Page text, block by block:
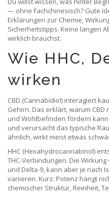
— ohne Fachchinesisch? Gute
Erklärungen zur Chemie,
Sicherheitstipps. Keine langen
wirklich brauchst.
Wie HHC,
wirken
CBD (Cannabidiol) interagiert
Gehirn. Das erklärt, warum
und Wohlbefinden fördern
und verursacht das typische
ähnlich, wirkt meist etwas
HHC (Hexahydrocannabinol)
THC-Verbindungen. Die
und Delta-9, kann aber je nach
variieren. Kurz: Potenz hängt
chemischer Struktur, Reinheit,